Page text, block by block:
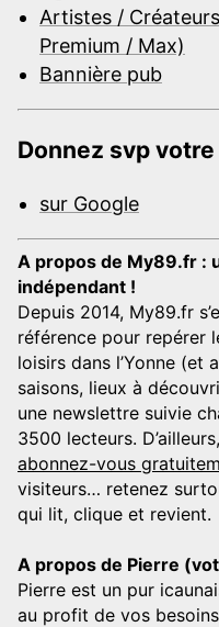
Artistes /
Premium / Max)
Bannière pub
Donnez svp
sur Google
A propos de My89.fr :
indépendant !
Depuis 2014, My89.fr
référence pour repérer
loisirs dans l’Yonne (et
saisons, lieux à
une newslettre suivie
3500 lecteurs.
abonnez-vous
visiteurs… retenez
qui lit, clique et revient.
A propos de Pierre
Pierre est un pur
au profit de vos